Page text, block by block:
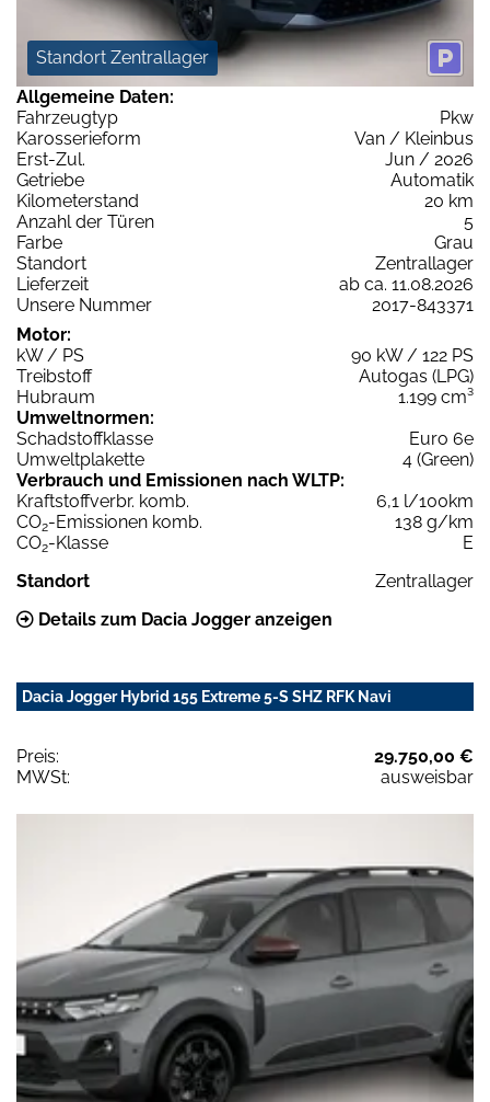
Standort Zentrallager
Allgemeine Daten:
Fahrzeugtyp
Pkw
Karosserieform
Van / Kleinbus
Erst-Zul.
Jun / 2026
Getriebe
Automatik
Kilometerstand
20 km
Anzahl der Türen
5
Farbe
Grau
Standort
Zentrallager
Lieferzeit
ab ca. 11.08.2026
Unsere Nummer
2017-843371
Motor:
kW / PS
90 kW / 122 PS
Treibstoff
Autogas (LPG)
Hubraum
1.199 cm³
Umweltnormen:
Schadstoffklasse
Euro 6e
Umweltplakette
4 (Green)
Verbrauch und Emissionen nach WLTP:
Kraftstoffverbr. komb.
6,1 l/100km
CO2-Emissionen komb.
138 g/km
CO2-Klasse
E
Standort
Zentrallager
Details zum Dacia Jogger anzeigen
Dacia Jogger Hybrid 155 Extreme 5-S SHZ RFK Navi
Preis:
29.750,00 €
MWSt:
ausweisbar